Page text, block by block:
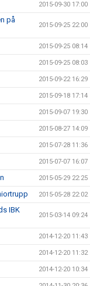
2015-09-30 17:00
på
2015-09-25 22:00
2015-09-25 08:14
2015-09-25 08:03
2015-09-22 16:29
2015-09-18 17:14
2015-09-07 19:30
2015-08-27 14:09
2015-07-28 11:36
2015-07-07 16:07
2015-05-29 22:25
2015-05-28 22:02
IBK
2015-03-14 09:24
2014-12-20 11:43
2014-12-20 11:32
2014-12-20 10:34